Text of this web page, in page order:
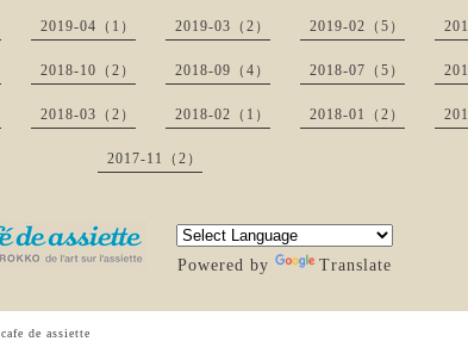
2019-04（1） 2019-03（2） 2019-02（5）
2018-10（2） 2018-09（4） 2018-07（5）
2018-03（2） 2018-02（1） 2018-01（2）
2017-11（2）
Powered by Translate
cafe de assiette